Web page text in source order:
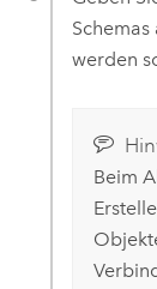
werden
Beim